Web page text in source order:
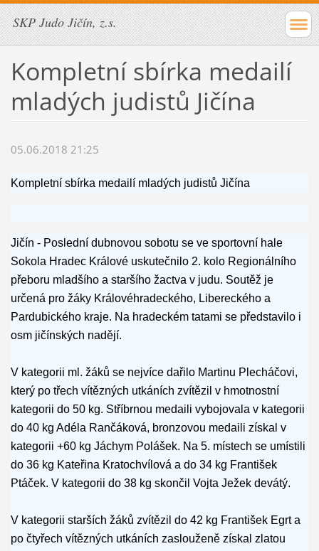
SKP Judo Jičín, z.s.
Kompletní sbírka medailí
mladých judistů Jičína
05.06.2018 21:25
Kompletní sbírka medailí mladých judistů Jičína
Jičín - Poslední dubnovou sobotu se ve sportovní hale
Sokola Hradec Králové uskutečnilo 2. kolo Regionálního
přeboru mladšího a staršího žactva v judu. Soutěž je
určená pro žáky Královéhradeckého, Libereckého a
Pardubického kraje. Na hradeckém tatami se představilo i
osm jičínských nadějí.
V kategorii ml. žáků se nejvíce dařilo Martinu Plecháčovi,
který po třech vítězných utkáních zvítězil v hmotnostní
kategorii do 50 kg. Stříbrnou medaili vybojovala v kategorii
do 40 kg Adéla Rančáková, bronzovou medaili získal v
kategorii +60 kg Jáchym Polášek. Na 5. místech se umístili
do 36 kg Kateřina Kratochvílová a do 34 kg František
Ptáček. V kategorii do 38 kg skončil Vojta Ježek devátý.
V kategorii starších žáků zvítězil do 42 kg František Egrt a
po čtyřech vítězných utkáních zaslouženě získal zlatou